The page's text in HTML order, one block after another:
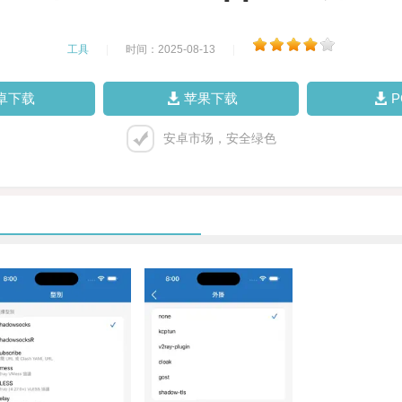
工具 时间：2025-08-13
下载 苹果下载
安卓市场，安全绿色